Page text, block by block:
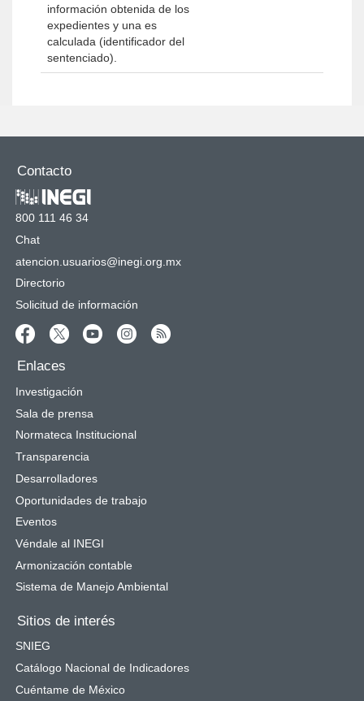
información obtenida de los
expedientes y una es
calculada (identificador del
sentenciado).
Contacto
800 111 46 34
Chat
atencion.usuarios@inegi.org.mx
Directorio
Solicitud de información
Enlaces
Investigación
Sala de prensa
Normateca Institucional
Transparencia
Desarrolladores
Oportunidades de trabajo
Eventos
Véndale al INEGI
Armonización contable
Sistema de Manejo Ambiental
Sitios de interés
SNIEG
Catálogo Nacional de Indicadores
Cuéntame de México